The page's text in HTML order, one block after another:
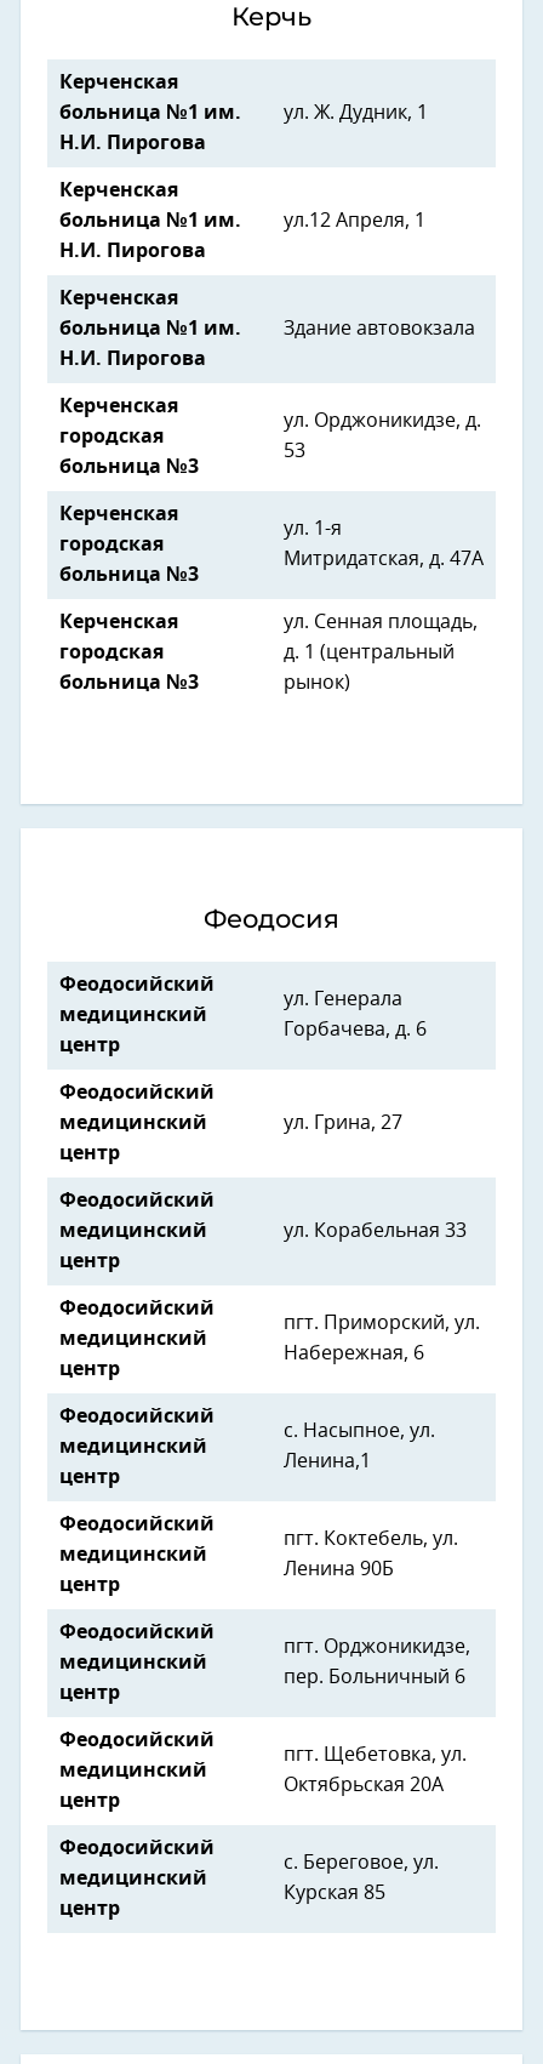
Керчь
Керченская
больница №1 им.
Н.И. Пирогова
ул. Ж. Дудник, 1
Керченская
больница №1 им.
Н.И. Пирогова
ул.12 Апреля, 1
Керченская
больница №1 им.
Н.И. Пирогова
Здание автовокзала
Керченская
городская
больница №3
ул. Орджоникидзе, д.
53
Керченская
городская
больница №3
ул. 1-я
Митридатская, д. 47А
Керченская
городская
больница №3
ул. Сенная площадь,
д. 1 (центральный
рынок)
Феодосия
Феодосийский
медицинский
центр
ул. Генерала
Горбачева, д. 6
Феодосийский
медицинский
центр
ул. Грина, 27
Феодосийский
медицинский
центр
ул. Корабельная 33
Феодосийский
медицинский
центр
пгт. Приморский, ул.
Набережная, 6
Феодосийский
медицинский
центр
с. Насыпное, ул.
Ленина,1
Феодосийский
медицинский
центр
пгт. Коктебель, ул.
Ленина 90Б
Феодосийский
медицинский
центр
пгт. Орджоникидзе,
пер. Больничный 6
Феодосийский
медицинский
центр
пгт. Щебетовка, ул.
Октябрьская 20А
Феодосийский
медицинский
центр
с. Береговое, ул.
Курская 85